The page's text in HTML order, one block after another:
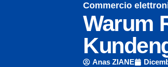
Commercio
Warum
Anas ZIANE